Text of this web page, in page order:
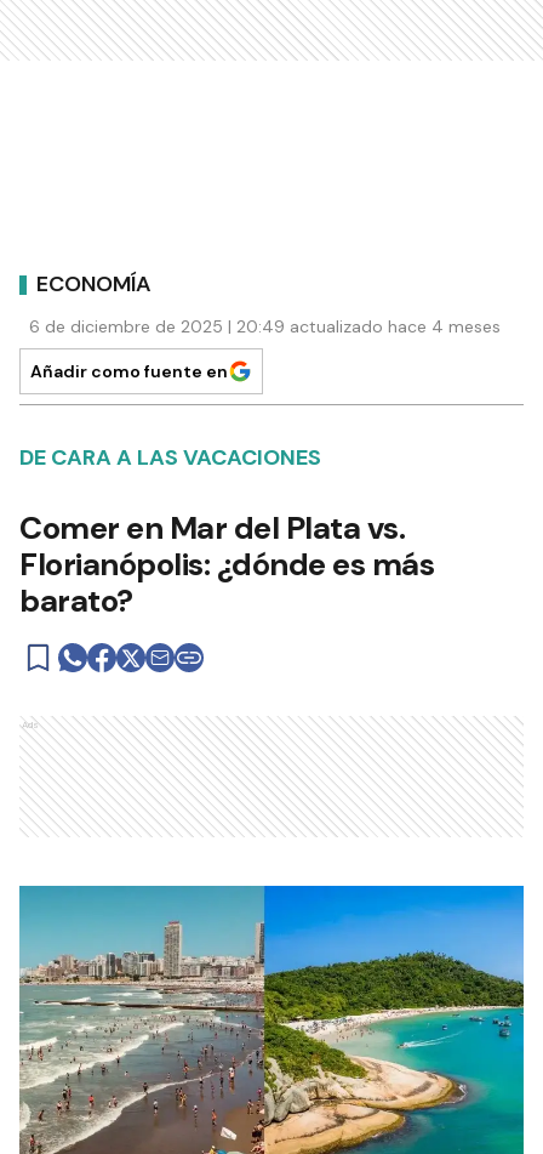
ECONOMÍA
6 de diciembre de 2025 | 20:49 actualizado hace 4 meses
Añadir como fuente en
DE CARA A LAS VACACIONES
Comer en Mar del Plata vs.
Florianópolis: ¿dónde es más
barato?
Ads